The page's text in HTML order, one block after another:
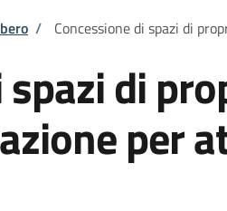
/ Concessione di spazi di
spazi di
per